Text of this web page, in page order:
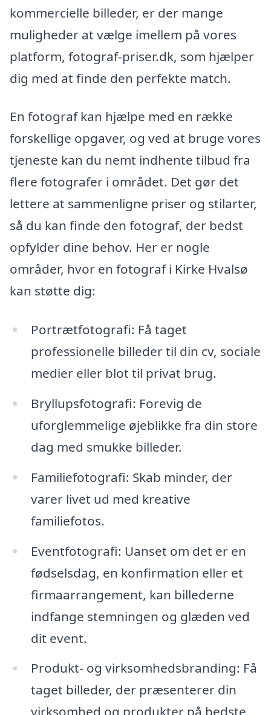
kommercielle billeder, er der mange
muligheder at vælge imellem på vores
platform, fotograf-priser.dk, som hjælper
dig med at finde den perfekte match.
En fotograf kan hjælpe med en række
forskellige opgaver, og ved at bruge vores
tjeneste kan du nemt indhente tilbud fra
flere fotografer i området. Det gør det
lettere at sammenligne priser og stilarter,
så du kan finde den fotograf, der bedst
opfylder dine behov. Her er nogle
områder, hvor en fotograf i Kirke Hvalsø
kan støtte dig:
Portrætfotografi: Få taget
professionelle billeder til din cv, sociale
medier eller blot til privat brug.
Bryllupsfotografi: Forevig de
uforglemmelige øjeblikke fra din store
dag med smukke billeder.
Familiefotografi: Skab minder, der
varer livet ud med kreative
familiefotos.
Eventfotografi: Uanset om det er en
fødselsdag, en konfirmation eller et
firmaarrangement, kan billederne
indfange stemningen og glæden ved
dit event.
Produkt- og virksomhedsbranding: Få
taget billeder, der præsenterer din